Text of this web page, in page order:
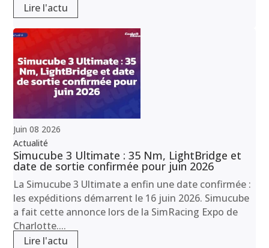
Lire l'actu
Juin 08 2026
Actualité
Simucube 3 Ultimate : 35 Nm, LightBridge et
date de sortie confirmée pour juin 2026
La Simucube 3 Ultimate a enfin une date confirmée :
les expéditions démarrent le 16 juin 2026. Simucube
a fait cette annonce lors de la SimRacing Expo de
Charlotte....
Lire l'actu